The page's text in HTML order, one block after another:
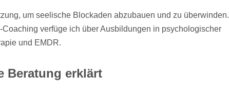
um seelische Blockaden abzubauen und zu überwinden.
verfüge ich über Ausbildungen in psychologischer
und EMDR.
Beratung erklärt